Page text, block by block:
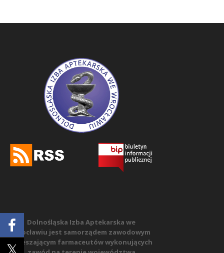
Dolnośląska Izba Aptekarska we
Wrocławiu jest samorządem zawodowym
zrzeszającym farmaceutów wykonujących